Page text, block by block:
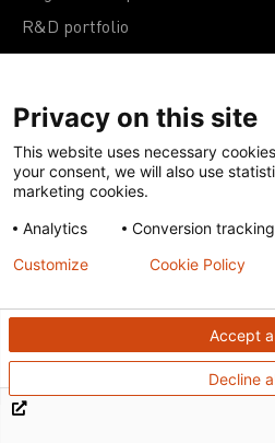
R&D portfolio
Get in touch
Our offices
Contact us
Integrity Line
Donate
Privacy on this site
This website uses necessary
your consent, we will also use
marketing cookies.
Analytics
Conversion tracking
Accept
Decline
Customize Cookie Policy